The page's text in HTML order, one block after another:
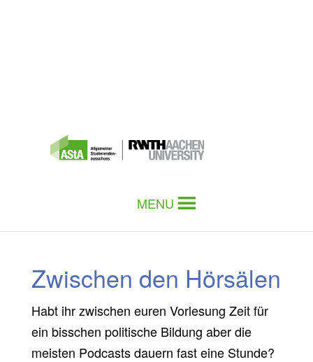
MENU
Zwischen den Hörsälen
Habt ihr zwischen euren Vorlesung Zeit für
ein bisschen politische Bildung aber die
meisten Podcasts dauern fast eine Stunde?